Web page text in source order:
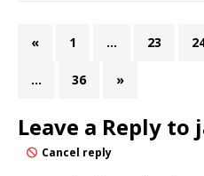
« 1 … 23
… 36 »
Leave a Reply to
Cancel reply